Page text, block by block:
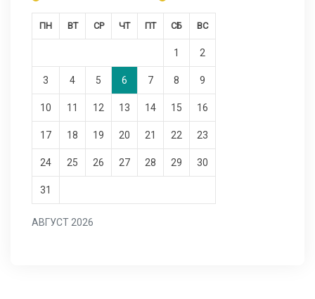
АВГУСТ 2026
ПН ВТ СР ЧТ ПТ СБ ВС
1 2
3 4 5 6 7 8 9
10 11 12 13 14 15 16
17 18 19 20 21 22 23
24 25 26 27 28 29 30
31